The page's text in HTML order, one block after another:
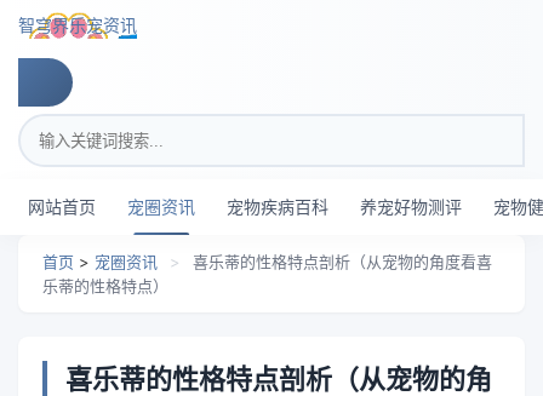
跳转到主要内容
智穹界乐宠资讯
搜索关键词
网站首页 宠圈资讯 宠物疾病百科 养宠好物测评 宠物
首页 > 宠圈资讯 >
喜乐蒂的性格特点剖析（从宠物的角度看喜
乐蒂的性格特点）
喜乐蒂的性格特点剖析（从宠物的角